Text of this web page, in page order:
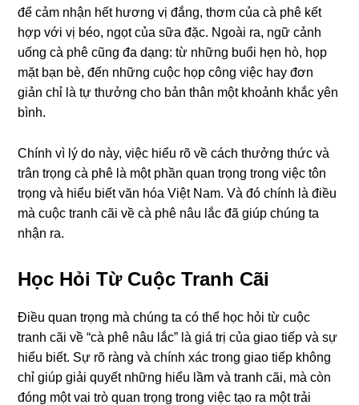
để cảm nhận hết hương vị đắng, thơm của cà phê kết
hợp với vị béo, ngọt của sữa đặc. Ngoài ra, ngữ cảnh
uống cà phê cũng đa dạng: từ những buổi hẹn hò, họp
mặt bạn bè, đến những cuộc họp công việc hay đơn
giản chỉ là tự thưởng cho bản thân một khoảnh khắc yên
bình.
Chính vì lý do này, việc hiểu rõ về cách thưởng thức và
trân trọng cà phê là một phần quan trọng trong việc tôn
trọng và hiểu biết văn hóa Việt Nam. Và đó chính là điều
mà cuộc tranh cãi về cà phê nâu lắc đã giúp chúng ta
nhận ra.
Học Hỏi Từ Cuộc Tranh Cãi
Điều quan trọng mà chúng ta có thể học hỏi từ cuộc
tranh cãi về “cà phê nâu lắc” là giá trị của giao tiếp và sự
hiểu biết. Sự rõ ràng và chính xác trong giao tiếp không
chỉ giúp giải quyết những hiểu lầm và tranh cãi, mà còn
đóng một vai trò quan trọng trong việc tạo ra một trải